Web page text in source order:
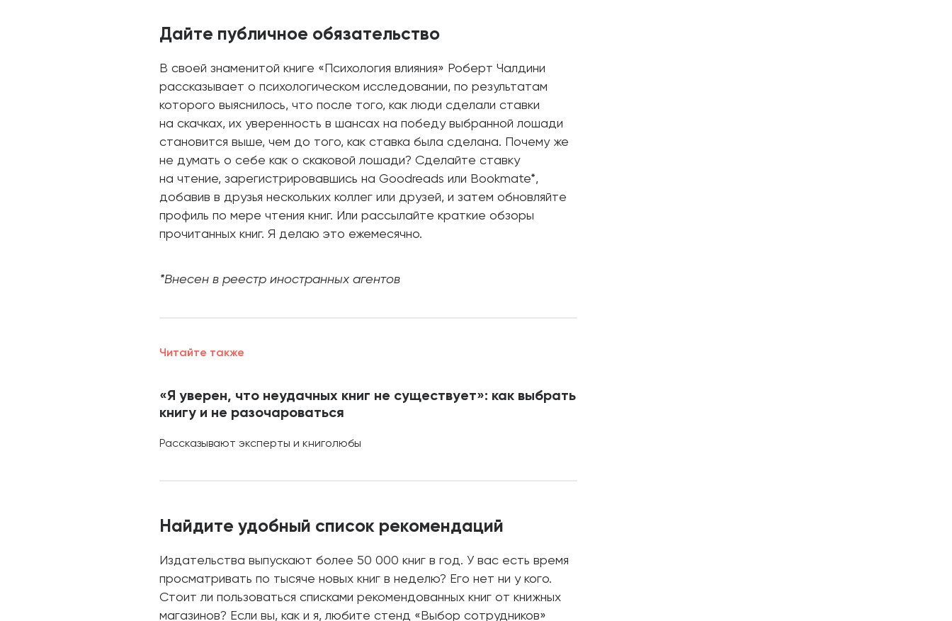
Дайте публичное обязательство
В своей знаменитой книге «Психология влияния» Роберт Чалдини
рассказывает о психологическом исследовании, по результатам
которого выяснилось, что после того, как люди сделали ставки
на скачках, их уверенность в шансах на победу выбранной лошади
становится выше, чем до того, как ставка была сделана. Почему же
не думать о себе как о скаковой лошади? Сделайте ставку
на чтение, зарегистрировавшись на Goodreads или Bookmate*,
добавив в друзья нескольких коллег или друзей, и затем обновляйте
профиль по мере чтения книг. Или рассылайте краткие обзоры
прочитанных книг. Я делаю это ежемесячно.
*Внесен в реестр иностранных агентов
Читайте также
«Я уверен, что неудачных книг не существует»: как выбрать
книгу и не разочароваться
Рассказывают эксперты и книголюбы
Найдите удобный список рекомендаций
Издательства выпускают более 50 000 книг в год. У вас есть время
просматривать по тысяче новых книг в неделю? Его нет ни у кого.
Стоит ли пользоваться списками рекомендованных книг от книжных
магазинов? Если вы, как и я, любите стенд «Выбор сотрудников»